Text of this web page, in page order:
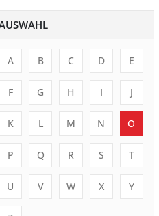
A B C D E
F G H I J
K L M N O
P Q R S T
U V W X Y